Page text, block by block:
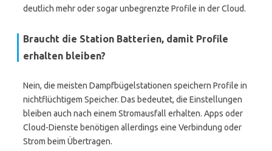
deutlich mehr oder sogar unbegrenzte Profile in der Cloud.
Braucht die Station Batterien, damit Profile
erhalten bleiben?
Nein, die meisten Dampfbügelstationen speichern Profile in
nichtflüchtigem Speicher. Das bedeutet, die Einstellungen
bleiben auch nach einem Stromausfall erhalten. Apps oder
Cloud-Dienste benötigen allerdings eine Verbindung oder
Strom beim Übertragen.